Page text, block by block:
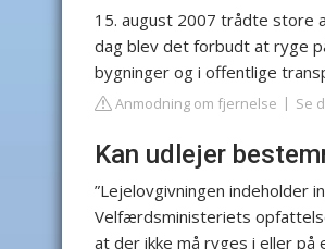
15. august 2007 trådte store
dag blev det forbudt at ryge
bygninger og i offentlige
Anmodning om fjernelse Se
Kan udlejer
”Lejelovgivningen indeholder
Velfærdsministeriets
at der ikke må ryges i eller på